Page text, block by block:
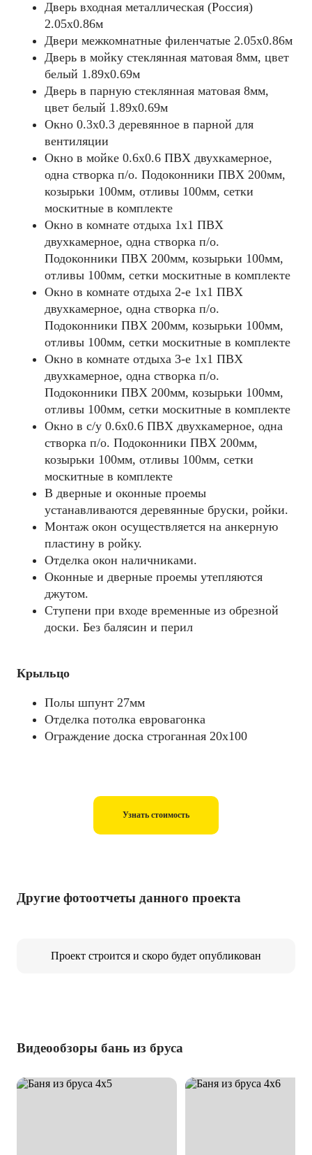
Дверь входная металлическая (Россия)
2.05х0.86м
Двери межкомнатные филенчатые 2.05х0.86м
Дверь в мойку стеклянная матовая 8мм, цвет
белый 1.89х0.69м
Дверь в парную стеклянная матовая 8мм,
цвет белый 1.89х0.69м
Окно 0.3х0.3 деревянное в парной для
вентиляции
Окно в мойке 0.6х0.6 ПВХ двухкамерное,
одна створка п/о. Подоконники ПВХ 200мм,
козырьки 100мм, отливы 100мм, сетки
москитные в комплекте
Окно в комнате отдыха 1х1 ПВХ
двухкамерное, одна створка п/о.
Подоконники ПВХ 200мм, козырьки 100мм,
отливы 100мм, сетки москитные в комплекте
Окно в комнате отдыха 2-е 1х1 ПВХ
двухкамерное, одна створка п/о.
Подоконники ПВХ 200мм, козырьки 100мм,
отливы 100мм, сетки москитные в комплекте
Окно в комнате отдыха 3-е 1х1 ПВХ
двухкамерное, одна створка п/о.
Подоконники ПВХ 200мм, козырьки 100мм,
отливы 100мм, сетки москитные в комплекте
Окно в с/у 0.6х0.6 ПВХ двухкамерное, одна
створка п/о. Подоконники ПВХ 200мм,
козырьки 100мм, отливы 100мм, сетки
москитные в комплекте
В дверные и оконные проемы
устанавливаются деревянные бруски, ройки.
Монтаж окон осуществляется на анкерную
пластину в ройку.
Отделка окон наличниками.
Оконные и дверные проемы утепляются
джутом.
Ступени при входе временные из обрезной
доски. Без балясин и перил
Крыльцо
Полы шпунт 27мм
Отделка потолка евровагонка
Ограждение доска строганная 20х100
Узнать стоимость
Другие фотоотчеты данного проекта
Проект строится и скоро будет опубликован
Видеообзоры бань из бруса